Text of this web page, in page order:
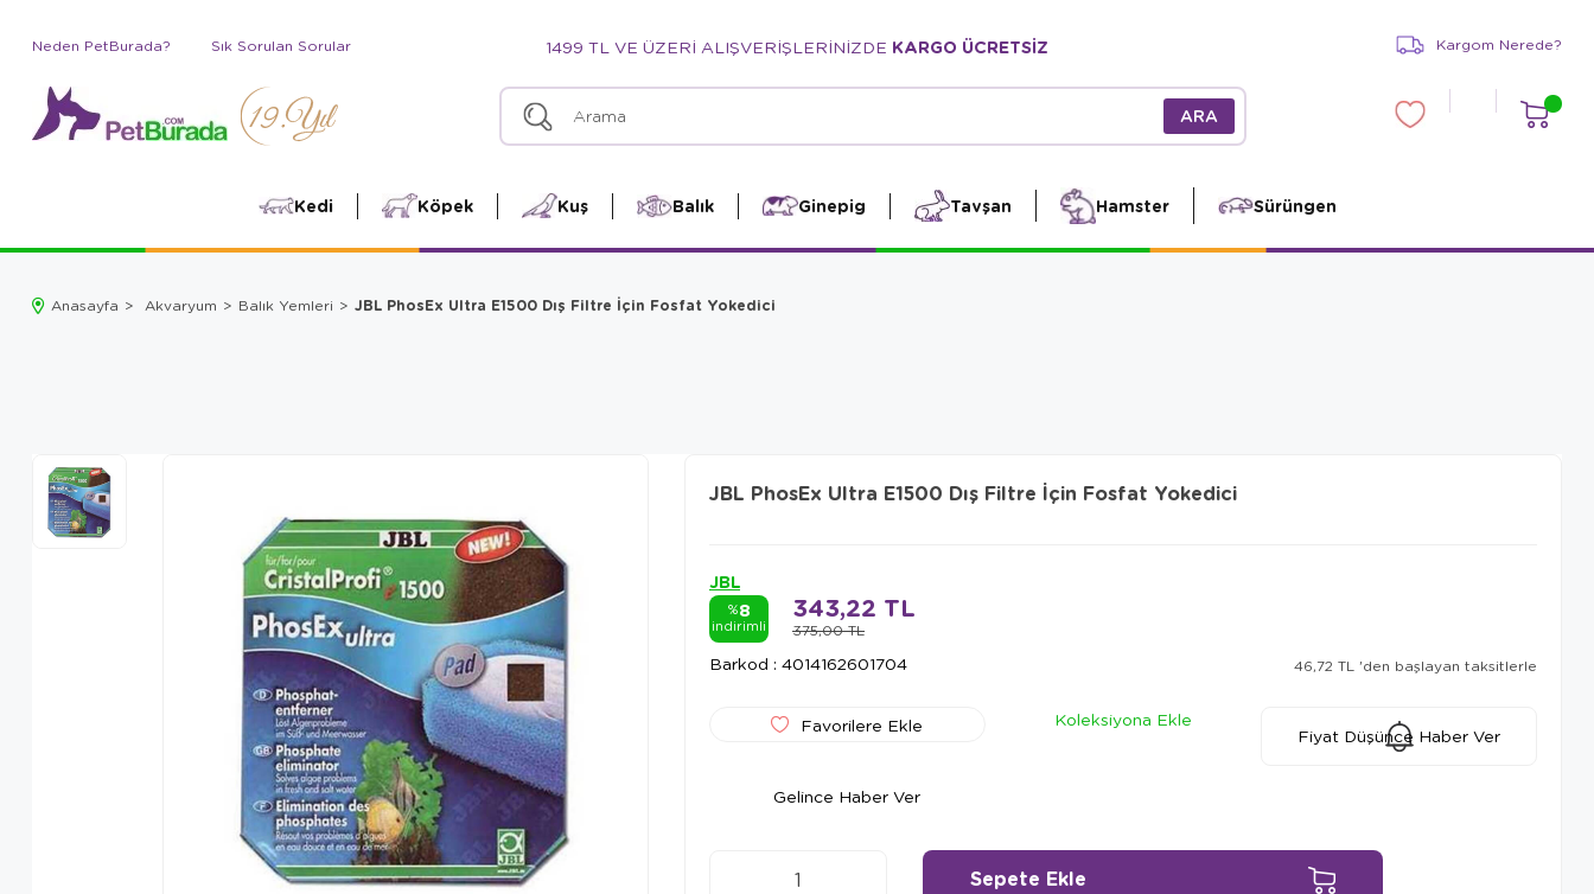
Neden PetBurada? Sık Sorulan Sorular 1499 TL VE ÜZERİ ALIŞVERİŞLERİNİZDE KARGO ÜCRETSİZ Kargom Nerede?
Kedi Köpek Kuş Balık Ginepig Tavşan Hamster Sürüngen
Anasayfa Akvaryum Balık Yemleri JBL PhosEx Ultra E1500 Dış Filtre İçin Fosfat Yokedici
JBL PhosEx Ultra E1500 Dış Filtre İçin Fosfat Yokedici
JBL
%8
indirimli 375,00 TL
343,22 TL
Barkod : 4014162601704 46,72 TL 'den başlayan taksitlerle
Favorilere Ekle
Koleksiyona Ekle
Fiyat Düşünce Haber Ver
Gelince Haber Ver